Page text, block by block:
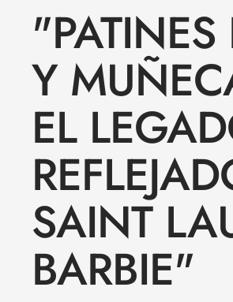
Y
EL
SAINT
BARBIE"